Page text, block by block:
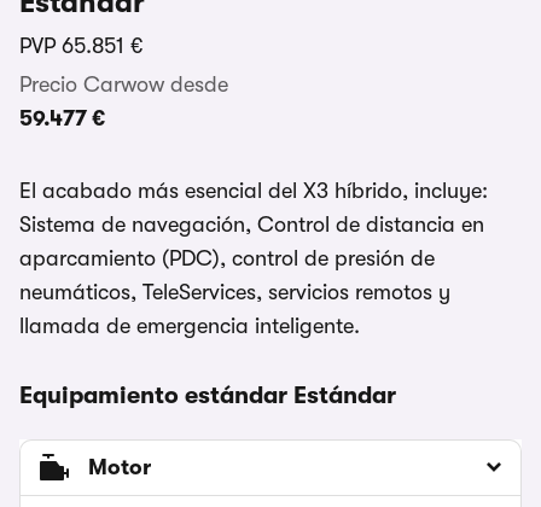
PVP 65.851 €
Precio Carwow desde
59.477 €
El acabado más esencial del X3 híbrido, incluye:
Sistema de navegación, Control de distancia en
aparcamiento (PDC), control de presión de
neumáticos, TeleServices, servicios remotos y
llamada de emergencia inteligente.
Equipamiento estándar Estándar
Motor